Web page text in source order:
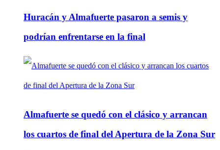
Huracán y Almafuerte pasaron a semis y
podrían enfrentarse en la final
Almafuerte se quedó con el clásico y arrancan
los cuartos de final del Apertura de la Zona Sur